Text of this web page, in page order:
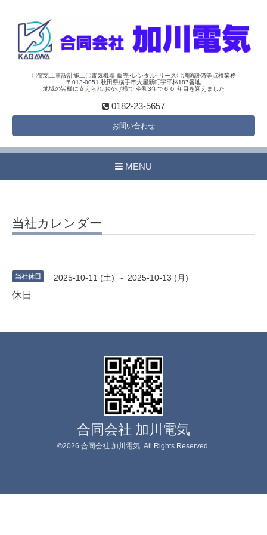
〇電気工事設計施工〇電気機器 販売･レンタル･リース〇消防設備等点検業務
〒013-0051 秋田県横手市大屋新町字平林187番地
地域の皆様に支えられ おかげ様で 令和3年で６０ 年目を迎えました
0182-23-5657
お問い合わせ
MENU
当社カレンダー
当社休日 2025-10-11 (土) ～ 2025-10-13 (月)
休日
合同会社 加川電気
©2026 合同会社 加川電気 . All Rights Reserved.